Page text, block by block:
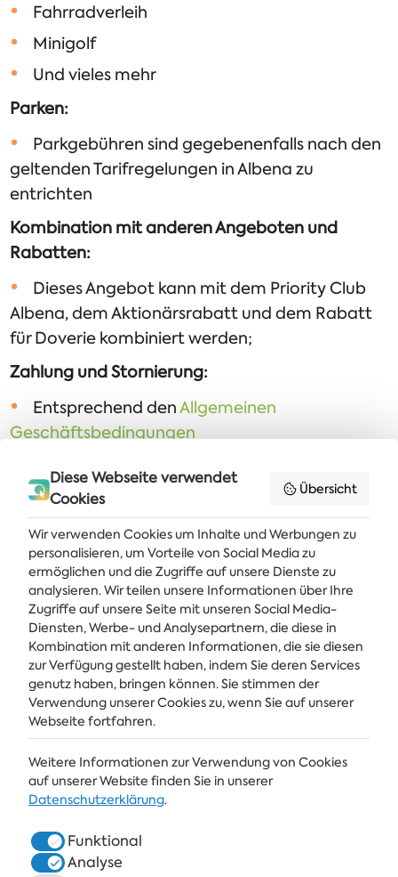
Fahrradverleih
Minigolf
Und vieles mehr
Parken:
Parkgebühren sind gegebenenfalls nach den
geltenden Tarifregelungen in Albena zu
entrichten
Kombination mit anderen Angeboten und
Rabatten:
Dieses Angebot kann mit dem Priority Club
Albena, dem Aktionärsrabatt und dem Rabatt
für Doverie kombiniert werden;
Zahlung und Stornierung:
Entsprechend denAllgemeinen
Geschäftsbedingungen
Ähnliche Artikel
DARA Beach Party in Albena
Goldene 60+: Zone Meer
Holen Sie sich die neuesten Nachrichten und Angebote direkt in Ihren
Posteingang
ABONNIEREN
ALBENA
Diese Webseite verwendet
Cookies
Übersicht
Wir verwenden Cookies um Inhalte und Werbungen zu
personalisieren, um Vorteile von Social Media zu
ermöglichen und die Zugriffe auf unsere Dienste zu
analysieren. Wir teilen unsere Informationen über Ihre
Zugriffe auf unsere Seite mit unseren Social Media-
Diensten, Werbe- und Analysepartnern, die diese in
Kombination mit anderen Informationen, die sie diesen
zur Verfügung gestellt haben, indem Sie deren Services
genutz haben, bringen können. Sie stimmen der
Verwendung unserer Cookies zu, wenn Sie auf unserer
Webseite fortfahren.
Weitere Informationen zur Verwendung von Cookies
auf unserer Website finden Sie in unserer
Datenschutzerklärung.
Funktional
Analyse